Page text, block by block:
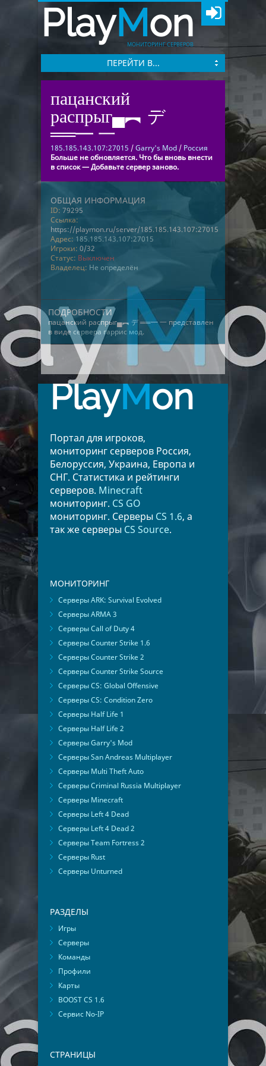
PlayMon
МОНИТОРИНГ СЕРВЕРОВ
ПЕРЕЙТИ В...
пацанский
распрыг▄︻ デ
══━ 一
185.185.143.107:27015 /Garry's Mod / Россия
Больше не обновляется. Что бы вновь внести
в список — Добавьте сервер заново.
ОБЩАЯ ИНФОРМАЦИЯ
ID: 79295
Ссылка:
https://playmon.ru/server/185.185.143.107:27015
Адрес: 185.185.143.107:27015
Игроки: 0/32
Статус: Выключен
Владелец: Не определён
ПОДРОБНОСТИ
пацанский распрыг▄︻ デ ══━ 一 представлен
в виде сервера гаррис мод.
PlayMon
Портал для игроков,
мониторинг серверов Россия,
Белоруссия, Украина, Европа и
СНГ. Статистика и рейтинги
серверов. Minecraft
мониторинг. CS GO
мониторинг. Серверы CS 1.6, а
так же серверы CS Source.
МОНИТОРИНГ
Серверы ARK: Survival Evolved
Серверы ARMA 3
Серверы Call of Duty 4
Серверы Counter Strike 1.6
Серверы Counter Strike 2
Серверы Counter Strike Source
Серверы CS: Global Offensive
Серверы CS: Condition Zero
Серверы Half Life 1
Серверы Half Life 2
Серверы Garry's Mod
Серверы San Andreas Multiplayer
Серверы Multi Theft Auto
Серверы Criminal Russia Multiplayer
Серверы Minecraft
Серверы Left 4 Dead
Серверы Left 4 Dead 2
Серверы Team Fortress 2
Серверы Rust
Серверы Unturned
РАЗДЕЛЫ
Игры
Серверы
Команды
Профили
Карты
BOOST CS 1.6
Сервис No-IP
СТРАНИЦЫ